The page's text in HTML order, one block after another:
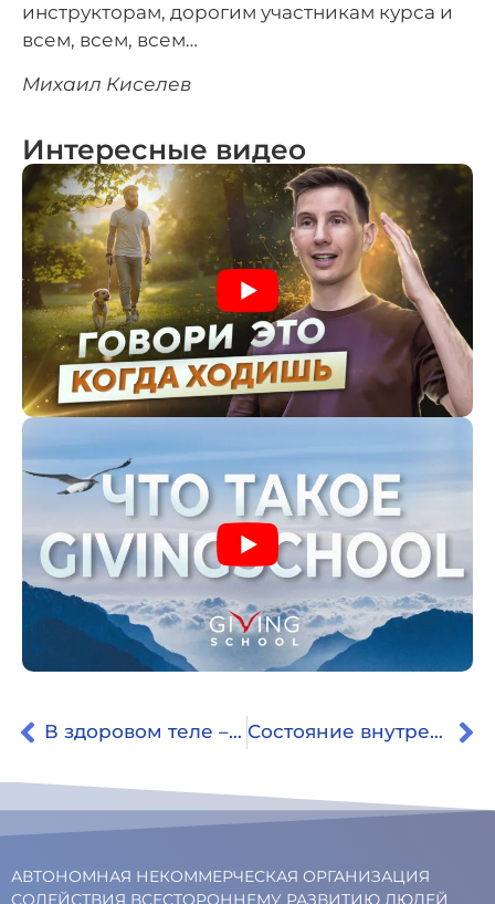
инструкторам, дорогим участникам курса и
всем, всем, всем…
Михаил Киселев
Интересные видео
В здоровом теле – здоровый дух! Отзыв о ретрите Состояние внутреннего покоя усилилось и закрепилось.
АВТОНОМНАЯ НЕКОММЕРЧЕСКАЯ ОРГАНИЗАЦИЯ
СОДЕЙСТВИЯ ВСЕСТОРОННЕМУ РАЗВИТИЮ ЛЮДЕЙ